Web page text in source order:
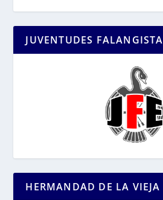
JUVENTUDES
HERMANDAD DE LA